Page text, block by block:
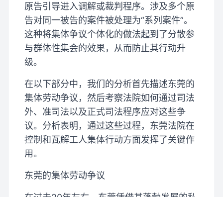
原告引导进入调解或裁判程序。涉及多个原
告对同一被告的案件被处理为“系列案件”。
这种将集体争议个体化的做法起到了分散参
与群体性集会的效果，从而防止其行动升
级。
在以下部分中，我们的分析首先描述东莞的
集体劳动争议，然后考察法院如何通过司法
外、准司法以及正式司法程序应对这些争
议。分析表明，通过这些过程，东莞法院在
控制和瓦解工人集体行动方面发挥了关键作
用。
东莞的集体劳动争议